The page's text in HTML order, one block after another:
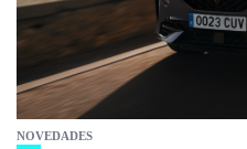
NOVEDADES